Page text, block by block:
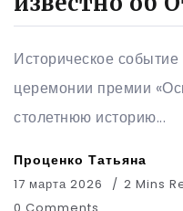
Историческое
церемонии премии
столетнюю историю...
Проценко Татьяна
17 марта 2026 2 Mins